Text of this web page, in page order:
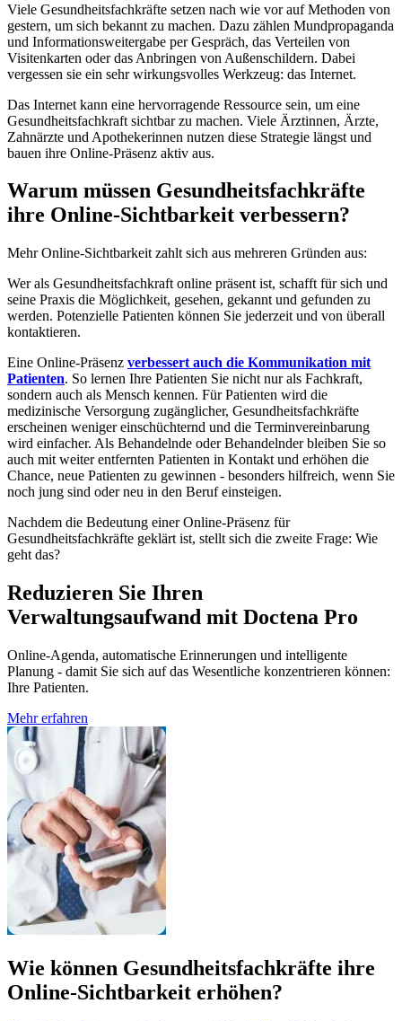
Viele Gesundheitsfachkräfte setzen nach wie vor auf Methoden von
gestern, um sich bekannt zu machen. Dazu zählen Mundpropaganda
und Informationsweitergabe per Gespräch, das Verteilen von
Visitenkarten oder das Anbringen von Außenschildern. Dabei
vergessen sie ein sehr wirkungsvolles Werkzeug: das Internet.
Das Internet kann eine hervorragende Ressource sein, um eine
Gesundheitsfachkraft sichtbar zu machen. Viele Ärztinnen, Ärzte,
Zahnärzte und Apothekerinnen nutzen diese Strategie längst und
bauen ihre Online-Präsenz aktiv aus.
Warum müssen Gesundheitsfachkräfte
ihre Online-Sichtbarkeit verbessern?
Mehr Online-Sichtbarkeit zahlt sich aus mehreren Gründen aus:
Wer als Gesundheitsfachkraft online präsent ist, schafft für sich und
seine Praxis die Möglichkeit, gesehen, gekannt und gefunden zu
werden. Potenzielle Patienten können Sie jederzeit und von überall
kontaktieren.
Eine Online-Präsenz verbessert auch die Kommunikation mit
Patienten. So lernen Ihre Patienten Sie nicht nur als Fachkraft,
sondern auch als Mensch kennen. Für Patienten wird die
medizinische Versorgung zugänglicher, Gesundheitsfachkräfte
erscheinen weniger einschüchternd und die Terminvereinbarung
wird einfacher. Als Behandelnde oder Behandelnder bleiben Sie so
auch mit weiter entfernten Patienten in Kontakt und erhöhen die
Chance, neue Patienten zu gewinnen - besonders hilfreich, wenn Sie
noch jung sind oder neu in den Beruf einsteigen.
Nachdem die Bedeutung einer Online-Präsenz für
Gesundheitsfachkräfte geklärt ist, stellt sich die zweite Frage: Wie
geht das?
Reduzieren Sie Ihren
Verwaltungsaufwand mit Doctena Pro
Online-Agenda, automatische Erinnerungen und intelligente
Planung - damit Sie sich auf das Wesentliche konzentrieren können:
Ihre Patienten.
Mehr erfahren
Wie können Gesundheitsfachkräfte ihre
Online-Sichtbarkeit erhöhen?